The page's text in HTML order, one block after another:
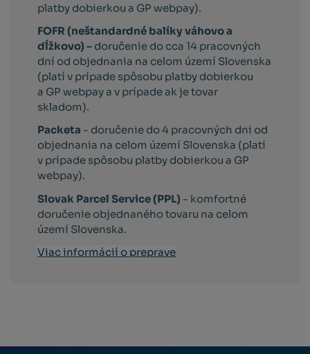
platby dobierkou a GP webpay).
FOFR (neštandardné balíky váhovo a
dĺžkovo) – doručenie do cca 14 pracovných
dní od objednania na celom území Slovenska
(platí v prípade spôsobu platby dobierkou
a GP webpay a v prípade ak je tovar
skladom).
Packeta - doručenie do 4 pracovných dni od
objednania na celom území Slovenska (platí
v prípade spôsobu platby dobierkou a GP
webpay).
Slovak Parcel Service (PPL) - komfortné
doručenie objednaného tovaru na celom
území Slovenska.
Viac informácií o preprave